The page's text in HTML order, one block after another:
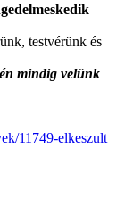
testvérünk és
mindig velünk
11749-elkeszult